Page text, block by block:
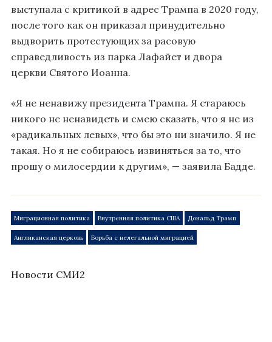
выступала с критикой в адрес Трампа в 2020 году,
после того как он приказал принудительно
выдворить протестующих за расовую
справедливость из парка Лафайет и двора
церкви Святого Иоанна.
«Я не ненавижу президента Трампа. Я стараюсь
никого не ненавидеть и смею сказать, что я не из
«радикальных левых», что бы это ни значило. Я не
такая. Но я не собираюсь извиняться за то, что
прошу о милосердии к другим», — заявила Бадде.
Миграционная политика Внутренняя политика США Дональд Трамп
Англиканская церковь Борьба с нелегальной миграцией
Новости СМИ2